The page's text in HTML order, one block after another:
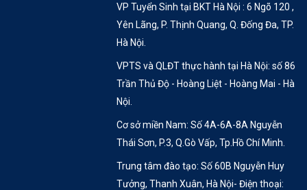
VP Tuyển Sinh tại BKT Hà Nội : 6 Ngõ 120 ,
Yên Lãng, P. Thịnh Quang, Q. Đống Đa, TP.
Hà Nội.
VPTS và QLĐT thực hành tại Hà Nội: số 86
Trần Thủ Độ - Hoàng Liệt - Hoàng Mai - Hà
Nội.
Cơ sở miền Nam: Số 4A-6A-8A Nguyễn
Thái Sơn, P.3, Q.Gò Vấp, Tp.Hồ Chí Minh.
Trung tâm đào tạo: Số 60B Nguyễn Huy
Tưởng, Thanh Xuân, Hà Nội- Điện thoại: